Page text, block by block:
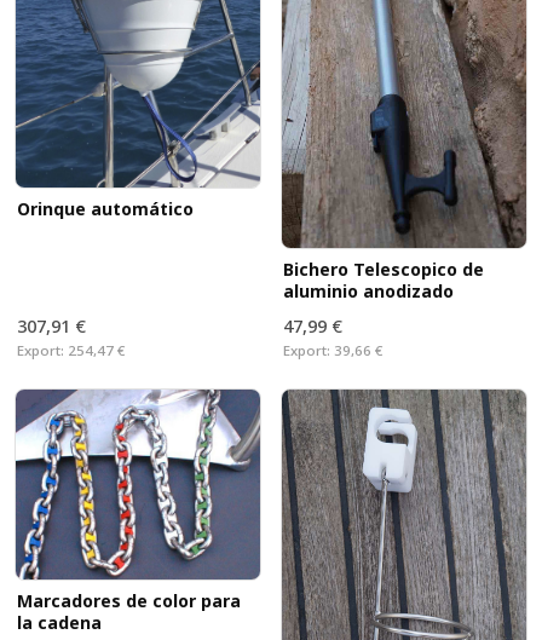
Orinque automático
307,91 €
Export: 254,47 €
Bichero Telescopico de
aluminio anodizado
47,99 €
Export: 39,66 €
Marcadores de color para
la cadena